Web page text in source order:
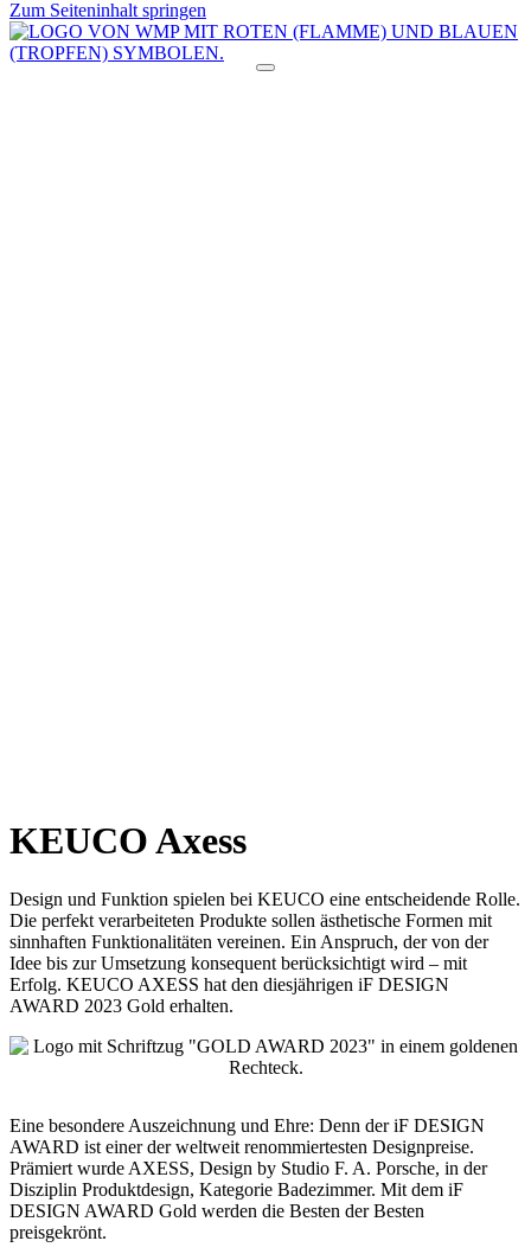
Zum Seiteninhalt springen
KEUCO Axess
Design und Funktion spielen bei KEUCO eine entscheidende Rolle.
Die perfekt verarbeiteten Produkte sollen ästhetische Formen mit
sinnhaften Funktionalitäten vereinen. Ein Anspruch, der von der
Idee bis zur Umsetzung konsequent berücksichtigt wird – mit
Erfolg. KEUCO AXESS hat den diesjährigen iF DESIGN
AWARD 2023 Gold erhalten.
Eine besondere Auszeichnung und Ehre: Denn der iF DESIGN
AWARD ist einer der weltweit renommiertesten Designpreise.
Prämiert wurde AXESS, Design by Studio F. A. Porsche, in der
Disziplin Produktdesign, Kategorie Badezimmer. Mit dem iF
DESIGN AWARD Gold werden die Besten der Besten
preisgekrönt.